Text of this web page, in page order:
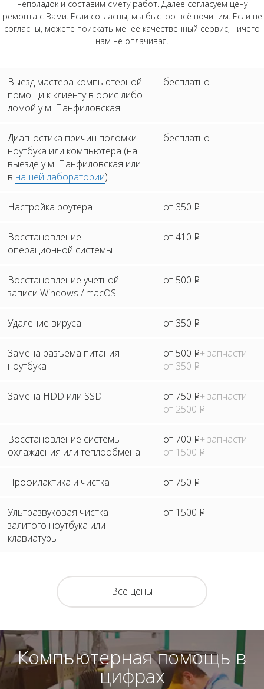
неполадок и составим смету работ. Далее согласуем цену
ремонта с Вами. Если согласны, мы быстро всё починим. Если не
согласны, можете поискать менее качественный сервис, ничего
нам не оплачивая.
Выезд мастера компьютерной
помощи к клиенту в офис либо
домой у м. Панфиловская
бесплатно
Диагностика причин поломки
ноутбука или компьютера (на
выезде у м. Панфиловская или
в нашей лаборатории)
бесплатно
Настройка роутера от 350 Р
Восстановление
операционной системы
от 410 Р
Восстановление учетной
записи Windows / macOS
от 500 Р
Удаление вируса от 350 Р
Замена разъема питания
ноутбука
от 500 Р+ запчасти
от 350 Р
Замена HDD или SSD от 750 Р+ запчасти
от 2500 Р
Восстановление системы
охлаждения или теплообмена
от 700 Р+ запчасти
от 1500 Р
Профилактика и чистка от 750 Р
Ультразвуковая чистка
залитого ноутбука или
клавиатуры
от 1500 Р
Все цены
Компьютерная помощь в
цифрах